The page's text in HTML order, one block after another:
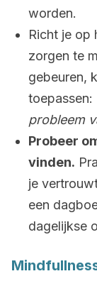
worden.
Richt je op
zorgen te
gebeuren,
toepassen:
probleem
Probeer
vinden.
je
een
dagelijkse